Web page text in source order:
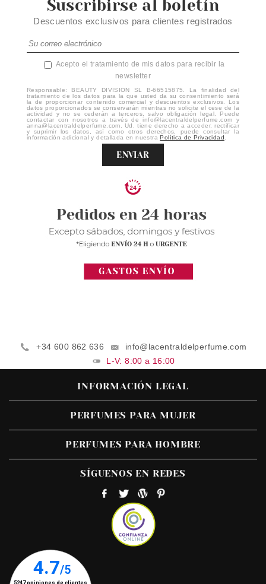
Suscribirse al boletín
Descuentos exclusivos para clientes registrados
Acepto el tratamiento de mis datos para recibir la
newsletter
Responsable: BEAUTY DIVISION SL B-66515875. La finalidad del
tratamiento de los datos para la que usted da su consentimiento será
la de proporcionar contenido comercial y descuentos exclusivos. Los
datos proporcionados se conservarán mientras no solicite el cese de la
actividad y no se cederán a terceros, salvo obligación legal. Puede
contactar con nosotros a través de info@lacentraldelperfume.com y
anna@lacentraldelperfume.com. Ud. tiene derecho a acceder, rectificar
y suprimir los datos, así como otros derechos, puede consultar la
información adicional y detallada en nuestraPolítica de Privacidad
ENVIAR
+34 600 862 636
info@lacentraldelperfume.com
L-V: 8:00 a 16:00
INFORMACIÓN LEGAL
PERFUMES PARA MUJER
PERFUMES PARA HOMBRE
SÍGUENOS EN REDES